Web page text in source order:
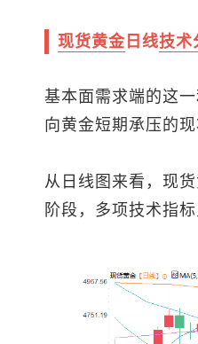
现货黄金 日线技术
基本面需求端的这
向黄金短期承压的现
从日线图来看， 现
阶段，多项技术指标